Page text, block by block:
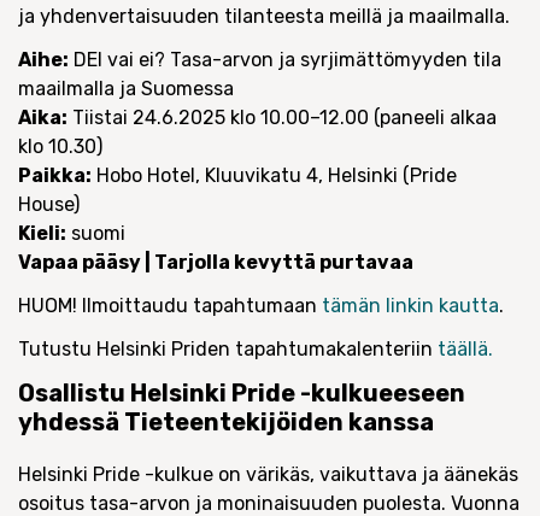
ja yhdenvertaisuuden tilanteesta meillä ja maailmalla.
Aihe: DEI vai ei? Tasa-arvon ja syrjimättömyyden tila
maailmalla ja Suomessa
Aika: Tiistai 24.6.2025 klo 10.00–12.00 (paneeli alkaa
klo 10.30)
Paikka: Hobo Hotel, Kluuvikatu 4, Helsinki (Pride
House)
Kieli: suomi
Vapaa pääsy | Tarjolla kevyttä purtavaa
HUOM! Ilmoittaudu tapahtumaan tämän linkin kautta.
Tutustu Helsinki Priden tapahtumakalenteriin täällä.
Osallistu Helsinki Pride -kulkueeseen
yhdessä Tieteentekijöiden kanssa
Helsinki Pride -kulkue on värikäs, vaikuttava ja äänekäs
osoitus tasa-arvon ja moninaisuuden puolesta. Vuonna